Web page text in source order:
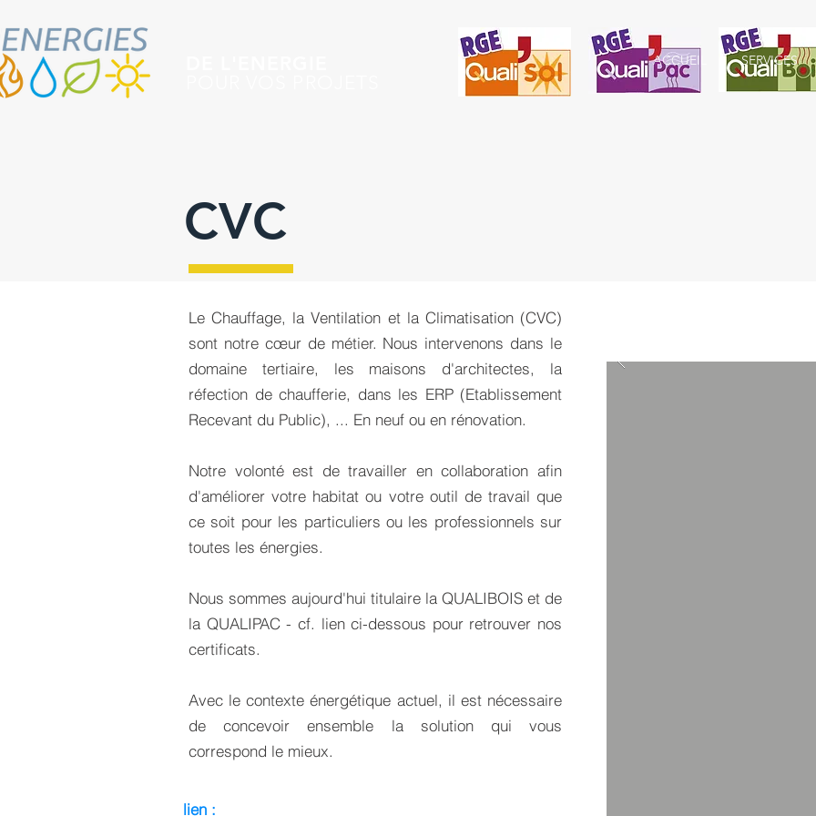
ACCUEIL SERVICES
CVC
Le Chauffage, la Ventilation et la Climatisation (CVC)
sont notre cœur de métier. Nous intervenons dans le
domaine tertiaire, les maisons d'architectes, la
réfection de chaufferie, dans les ERP (Etablissement
Recevant du Public), ... En neuf ou en rénovation.
Notre volonté est de travailler en collaboration afin
d'améliorer votre habitat ou votre outil de travail que
ce soit pour les particuliers ou les professionnels sur
toutes les énergies.
Nous sommes aujourd'hui titulaire la QUALIBOIS et de
la QUALIPAC - cf. lien ci-dessous pour retrouver nos
certificats.
Avec le contexte énergétique actuel, il est nécessaire
de concevoir ensemble la solution qui vous
correspond le mieux.
lien :